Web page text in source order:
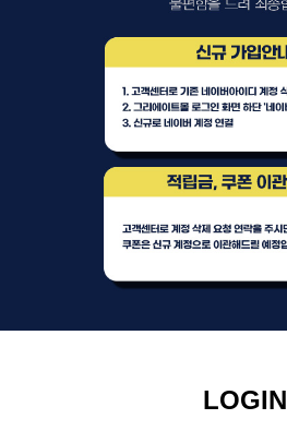
LOGIN